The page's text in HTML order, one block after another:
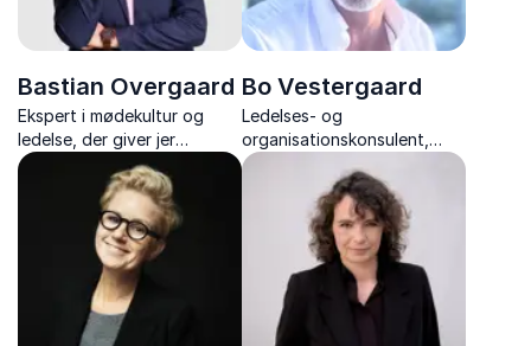
Bastian Overgaard
Ekspert i mødekultur og
ledelse, der giver jer
redskaber til færre
spildmøder og mere
arbejdsglæde.
Bo Vestergaard
Ledelses- og
organisationskonsulent,
underviser, og forfatter, der
er ekspert i fair proces og
forandringsledelse